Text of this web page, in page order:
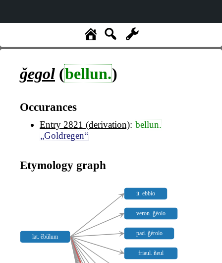
ǧegol (bellun.)
Occurances
Entry 2821 (derivation): bellun.
„Goldregen“
Etymology graph
lat. ĕbŭlum
it. ebbio
veron. ǧéolo
pad. ǧérolo
friaul. ñeul